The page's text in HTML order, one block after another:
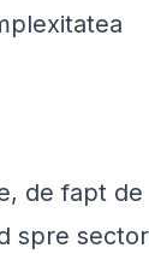
de fapt de
spre